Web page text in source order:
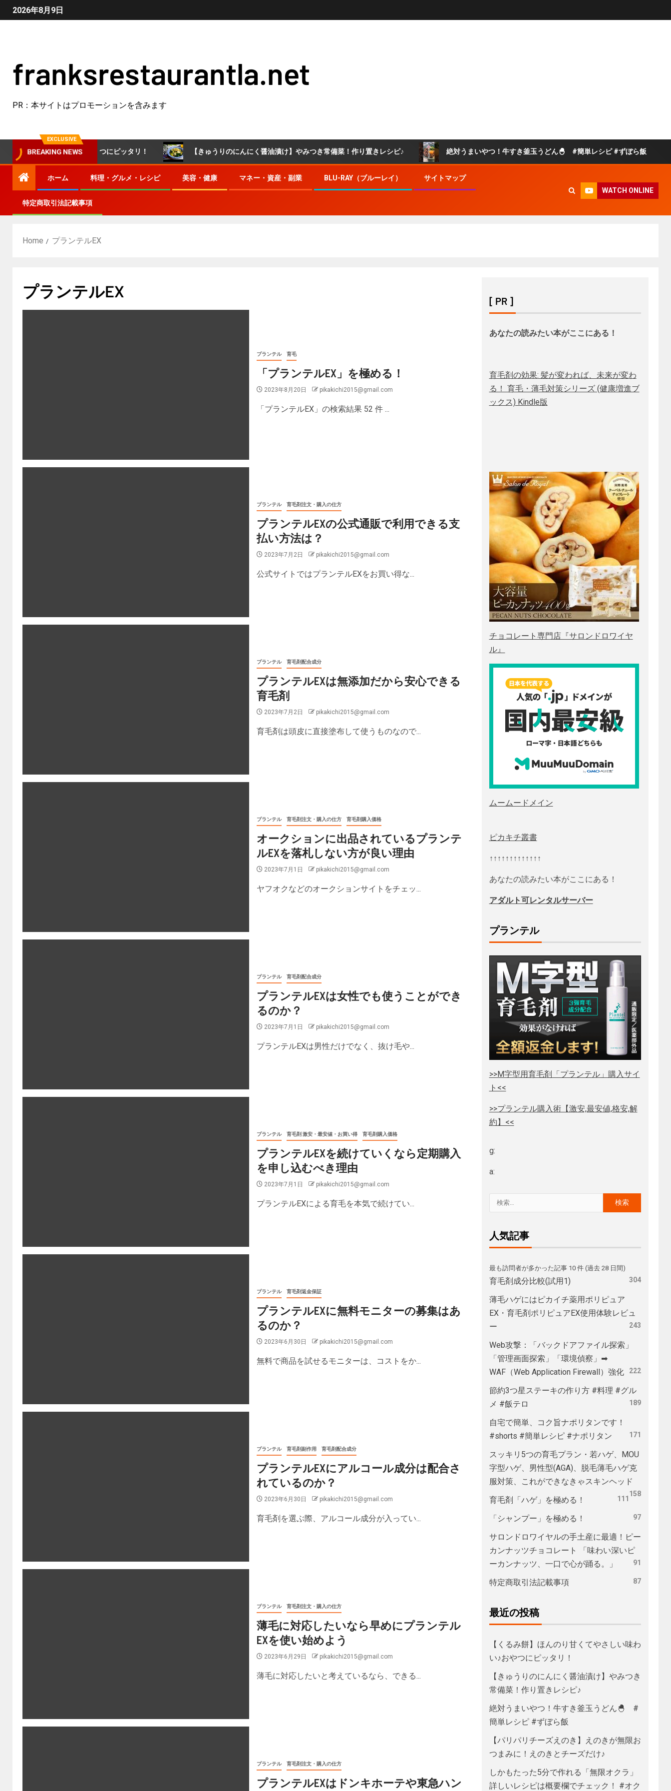
2026年8月9日
franksrestaurantla.net
PR：本サイトはプロモーションを含みます
EXCLUSIVE
BREAKING NEWS
やさしい味わい♪おやつにピッタリ！ 【きゅうりのにんにく醤油漬け】やみつき常備菜！作り置きレシピ♪ 絶対うまいやつ！牛すき釜玉うどん🐣 #簡単レシピ #ずぼら飯
ホーム 料理・グルメ・レシピ 美容・健康 マネー・資産・副業 BLU-RAY（ブルーレイ） サイトマップ
特定商取引法記載事項
WATCH ONLINE
Home プランテルEX
プランテルEX
プランテル 育毛
「プランテルEX」を極める！
2023年8月20日 pikakichi2015@gmail.com
「プランテルEX」の検索結果 52 件 ...
プランテル 育毛剤注文・購入の仕方
プランテルEXの公式通販で利用できる支
払い方法は？
2023年7月2日 pikakichi2015@gmail.com
公式サイトではプランテルEXをお買い得な...
プランテル 育毛剤配合成分
プランテルEXは無添加だから安心できる
育毛剤
2023年7月2日 pikakichi2015@gmail.com
育毛剤は頭皮に直接塗布して使うものなので...
プランテル 育毛剤注文・購入の仕方 育毛剤購入価格
オークションに出品されているプランテ
ルEXを落札しない方が良い理由
2023年7月1日 pikakichi2015@gmail.com
ヤフオクなどのオークションサイトをチェッ...
プランテル 育毛剤配合成分
プランテルEXは女性でも使うことができ
るのか？
2023年7月1日 pikakichi2015@gmail.com
プランテルEXは男性だけでなく、抜け毛や...
プランテル 育毛剤 激安・最安値・お買い得 育毛剤購入価格
プランテルEXを続けていくなら定期購入
を申し込むべき理由
2023年7月1日 pikakichi2015@gmail.com
プランテルEXによる育毛を本気で続けてい...
プランテル 育毛剤返金保証
プランテルEXに無料モニターの募集はあ
るのか？
2023年6月30日 pikakichi2015@gmail.com
無料で商品を試せるモニターは、コストをか...
プランテル 育毛剤副作用 育毛剤配合成分
プランテルEXにアルコール成分は配合さ
れているのか？
2023年6月30日 pikakichi2015@gmail.com
育毛剤を選ぶ際、アルコール成分が入ってい...
プランテル 育毛剤注文・購入の仕方
薄毛に対応したいなら早めにプランテル
EXを使い始めよう
2023年6月29日 pikakichi2015@gmail.com
薄毛に対応したいと考えているなら、できる...
プランテル 育毛剤注文・購入の仕方
プランテルEXはドンキホーテや東急ハン
[ PR ]
あなたの読みたい本がここにある！
育毛剤の効果: 髪が変われば、未来が変わ
る！ 育毛・薄毛対策シリーズ (健康増進ブ
ックス) Kindle版
チョコレート専門店『サロンドロワイヤ
ル』
ムームードメイン
ピカキチ叢書
↑↑↑↑↑↑↑↑↑↑↑↑↑
あなたの読みたい本がここにある！
アダルト可レンタルサーバー
プランテル
>>M字型用育毛剤「プランテル」購入サイ
ト<<
>>プランテル購入術【激安,最安値,格安,解
約】<<
g:
a:
人気記事
最も訪問者が多かった記事 10 件 (過去 28 日間)
育毛剤成分比較(試用1) 304
薄毛ハゲにはピカイチ薬用ポリピュア
EX・育毛剤ポリピュアEX使用体験レビュ
ー
243
Web攻撃：「バックドアファイル探索」
「管理画面探索」「環境偵察」➡
WAF（Web Application Firewall）強化
222
節約3つ星ステーキの作り方 #料理 #グル
メ #飯テロ
189
自宅で簡単、コク旨ナポリタンです！
#shorts #簡単レシピ #ナポリタン
171
スッキリ5つの育毛プラン・若ハゲ、MOU
字型ハゲ、男性型(AGA)、脱毛薄毛ハゲ克
服対策、これができなきゃスキンヘッド
158
育毛剤「ハゲ」を極める！ 111
「シャンプー」を極める！ 97
サロンドロワイヤルの手土産に最適！ピー
カンナッツチョコレート 「味わい深いピ
ーカンナッツ、一口で心が踊る。」
91
特定商取引法記載事項 87
最近の投稿
【くるみ餅】ほんのり甘くてやさしい味わ
い♪おやつにピッタリ！
【きゅうりのにんにく醤油漬け】やみつき
常備菜！作り置きレシピ♪
絶対うまいやつ！牛すき釜玉うどん🐣 #
簡単レシピ #ずぼら飯
【パリパリチーズえのき】えのきが無限お
つまみに！えのきとチーズだけ♪
しかもたった5分で作れる「無限オクラ」
詳しいレシピは概要欄でチェック！ #オク